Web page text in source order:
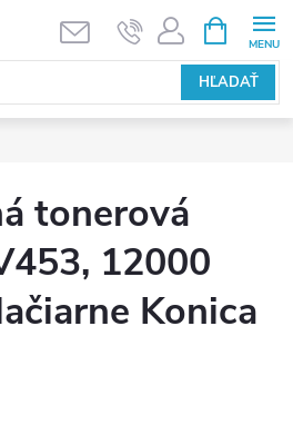
HĽADAŤ
KOŠÍK
tonerová
12000
Konica